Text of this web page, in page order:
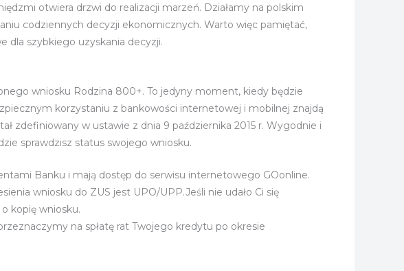
otwiera drzwi do realizacji marzeń. Działamy na polskim
codziennych decyzji ekonomicznych. Warto więc pamiętać,
dla szybkiego uzyskania decyzji.
wniosku Rodzina 800+. To jedyny moment, kiedy będzie
korzystaniu z bankowości internetowej i mobilnej znajdą
zdefiniowany w ustawie z dnia 9 października 2015 r. Wygodnie i
sprawdzisz status swojego wniosku.
Banku i mają dostęp do serwisu internetowego GOonline.
wniosku do ZUS jest UPO/UPP.Jeśli nie udało Ci się
kopię wniosku.
na spłatę rat Twojego kredytu po okresie